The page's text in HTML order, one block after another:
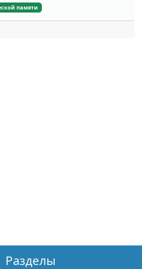
памяти
Разделы